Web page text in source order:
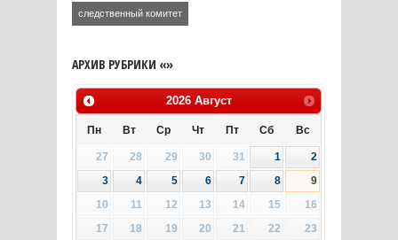
следственный комитет
АРХИВ РУБРИКИ «»
2026 Август
Пн Вт Ср Чт Пт Сб Вс
27 28 29 30 31 1
2
3
4 5 6 7 8
9
10
11 12 13 14 15
16
17
18 19 20 21 22
23